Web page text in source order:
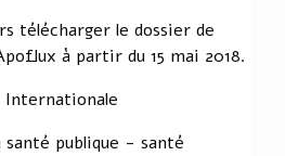
télécharger le dossier de
à partir du 15 mai 2018.
publique - santé